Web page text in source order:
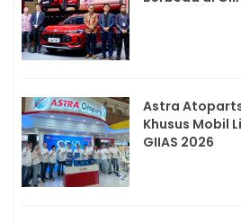
Astra
Khusus Mobil
GIIAS 2026